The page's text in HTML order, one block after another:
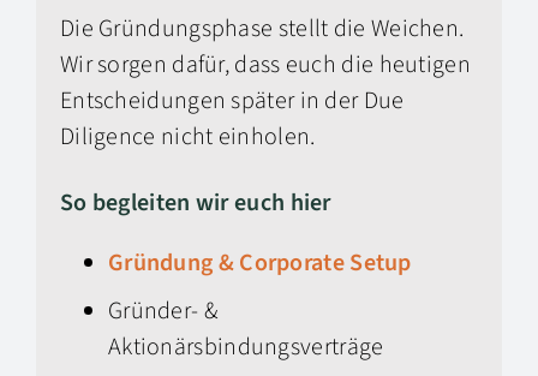
Die Gründungsphase stellt die Weichen.
Wir sorgen dafür, dass euch die heutigen
Entscheidungen später in der Due
Diligence nicht einholen.
So begleiten wir euch hier
Gründung & Corporate Setup
Gründer- &
Aktionärsbindungsverträge